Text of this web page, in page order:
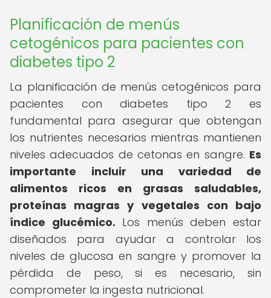
Planificación de menús
cetogénicos para pacientes con
diabetes tipo 2
La planificación de menús cetogénicos para
pacientes con diabetes tipo 2 es
fundamental para asegurar que obtengan
los nutrientes necesarios mientras mantienen
niveles adecuados de cetonas en sangre. Es
importante incluir una variedad de
alimentos ricos en grasas saludables,
proteínas magras y vegetales con bajo
índice glucémico. Los menús deben estar
diseñados para ayudar a controlar los
niveles de glucosa en sangre y promover la
pérdida de peso, si es necesario, sin
comprometer la ingesta nutricional.